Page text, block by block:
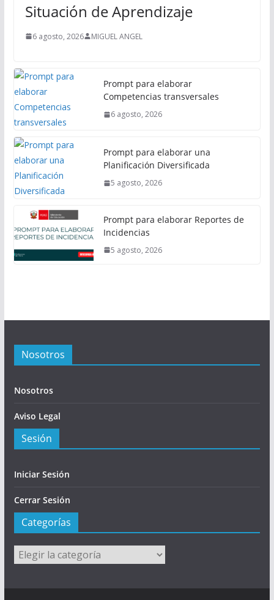
Situación de Aprendizaje
6 agosto, 2026 MIGUEL ANGEL
Prompt para elaborar
Competencias transversales
6 agosto, 2026
Prompt para elaborar una
Planificación Diversificada
5 agosto, 2026
Prompt para elaborar Reportes de
Incidencias
5 agosto, 2026
Nosotros
Nosotros
Aviso Legal
Sesión
Iniciar Sesión
Cerrar Sesión
Categorías
Categorías